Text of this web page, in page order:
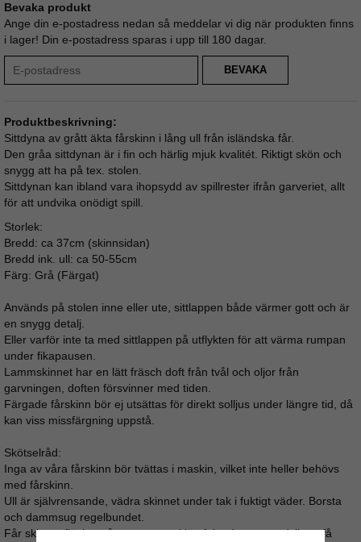
Bevaka produkt
Ange din e-postadress nedan så meddelar vi dig när produkten finns
i lager! Din e-postadress sparas i upp till 180 dagar.
BEVAKA
Produktbeskrivning:
Sittdyna av grått äkta fårskinn i lång ull från isländska får.
Den gråa sittdynan är i fin och härlig mjuk kvalitét. Riktigt skön och
snygg att ha på tex. stolen.
Sittdynan kan ibland vara ihopsydd av spillrester ifrån garveriet, allt
för att undvika onödigt spill.
Storlek:
Bredd: ca 37cm (skinnsidan)
Bredd ink. ull: ca 50-55cm
Färg: Grå (Färgat)
Används på stolen inne eller ute, sittlappen både värmer gott och är
en snygg detalj.
Eller varför inte ta med sittlappen på utflykten för att värma rumpan
under fikapausen.
Lammskinnet har en lätt fräsch doft från tvål och oljor från
garvningen, doften försvinner med tiden.
Färgade fårskinn bör ej utsättas för direkt solljus under längre tid, då
kan viss missfärgning uppstå.
Skötselråd:
Inga av våra fårskinn bör tvättas i maskin, vilket inte heller behövs
med fårskinn.
Ull är självrensande, vädra skinnet under tak i fuktigt väder. Borsta
och dammsug regelbundet.
Får skinnet fläckar så gnugga med lätt fuktad trasa, undvik att få